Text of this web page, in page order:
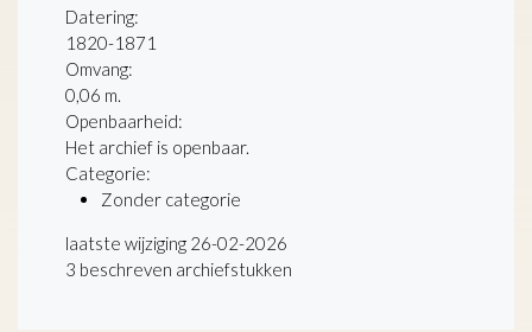
Datering:
1820-1871
Omvang:
0,06 m.
Openbaarheid:
Het archief is openbaar.
Categorie:
Zonder categorie
laatste wijziging 26-02-2026
3 beschreven archiefstukken